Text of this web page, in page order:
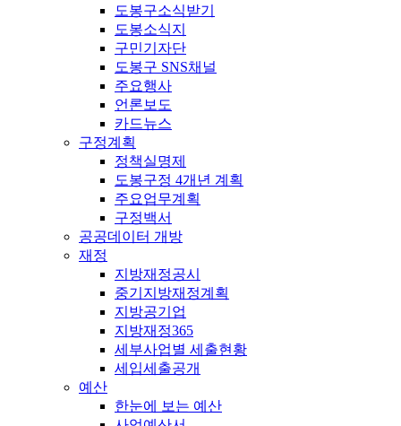
도봉구소식받기
도봉소식지
구민기자단
도봉구 SNS채널
주요행사
언론보도
카드뉴스
구정계획
정책실명제
도봉구정 4개년 계획
주요업무계획
구정백서
공공데이터 개방
재정
지방재정공시
중기지방재정계획
지방공기업
지방재정365
세부사업별 세출현황
세입세출공개
예산
한눈에 보는 예산